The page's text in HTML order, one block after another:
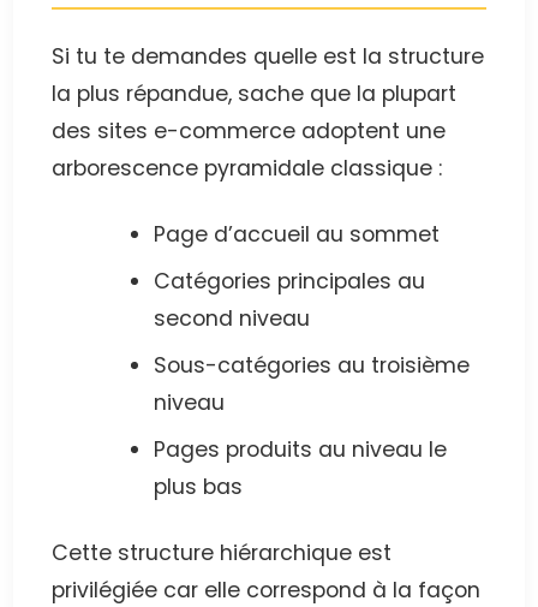
Si tu te demandes quelle est la structure
la plus répandue, sache que la plupart
des sites e-commerce adoptent une
arborescence pyramidale classique :
Page d’accueil au sommet
Catégories principales au
second niveau
Sous-catégories au troisième
niveau
Pages produits au niveau le
plus bas
Cette structure hiérarchique est
privilégiée car elle correspond à la façon